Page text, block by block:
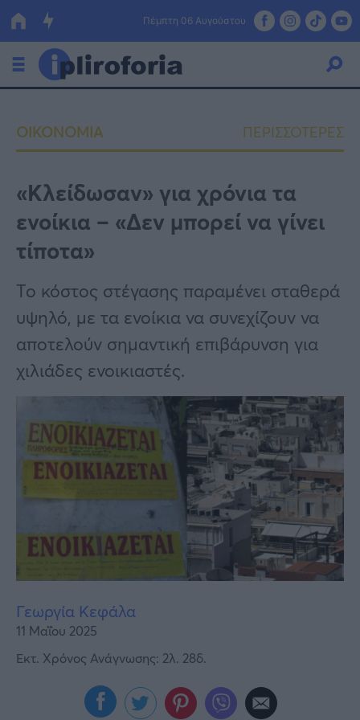
Πέμπτη 06 Αυγούστου
Οικονομία
Πολιτική
Τράπεζες
Επιδοτήσεις
ΕΣΠΑ
Κόσμος
Lifestyle
Αθλητικά
Υγεία
Γυναίκα
Καιρός
ΟΙΚΟΝΟΜΙΑ ΠΕΡΙΣΣΟΤΕΡΕΣ
«Κλείδωσαν» για χρόνια τα
ενοίκια – «Δεν μπορεί να γίνει
τίποτα»
Το κόστος στέγασης παραμένει σταθερά
υψηλό, με τα ενοίκια να συνεχίζουν να
αποτελούν σημαντική επιβάρυνση για
χιλιάδες ενοικιαστές.
Γεωργία Κεφάλα
11 Μαΐου 2025
Εκτ. Χρόνος Ανάγνωσης: 2λ. 28δ.